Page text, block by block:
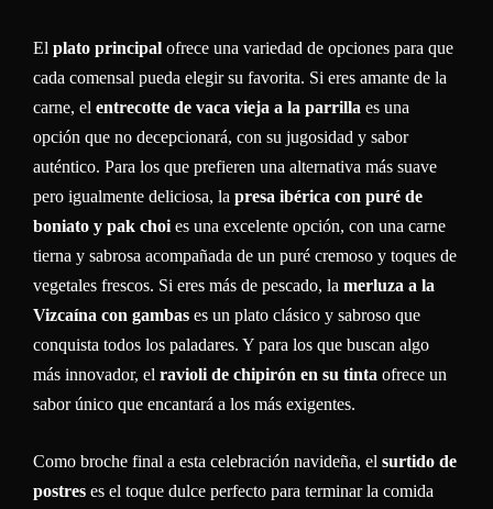
El plato principal ofrece una variedad de opciones para que
cada comensal pueda elegir su favorita. Si eres amante de la
carne, el entrecotte de vaca vieja a la parrilla es una
opción que no decepcionará, con su jugosidad y sabor
auténtico. Para los que prefieren una alternativa más suave
pero igualmente deliciosa, la presa ibérica con puré de
boniato y pak choi es una excelente opción, con una carne
tierna y sabrosa acompañada de un puré cremoso y toques de
vegetales frescos. Si eres más de pescado, la merluza a la
Vizcaína con gambas es un plato clásico y sabroso que
conquista todos los paladares. Y para los que buscan algo
más innovador, el ravioli de chipirón en su tinta ofrece un
sabor único que encantará a los más exigentes.
Como broche final a esta celebración navideña, el surtido de
postres es el toque dulce perfecto para terminar la comida